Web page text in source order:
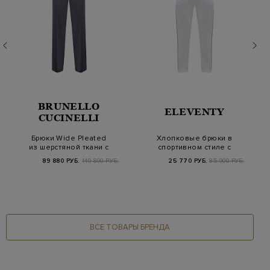
BRUNELLO
CUCINELLI
Брюки Wide Pleated
из шерстяной ткани с
двойными защип…
89 880 РУБ. 149 800 РУБ.
ELEVENTY
Хлопковые брюки в
спортивном стиле с
лампасами и поясо…
25 770 РУБ. 85 900 РУБ.
ВСЕ ТОВАРЫ БРЕНДА